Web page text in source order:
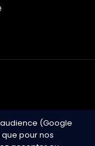
(Google
pour nos